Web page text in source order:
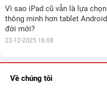
Vì sao iPad cũ vẫn là lựa chọn
thông minh hơn tablet Android
đời mới?
22-12-2025 16:08
Về chúng tôi